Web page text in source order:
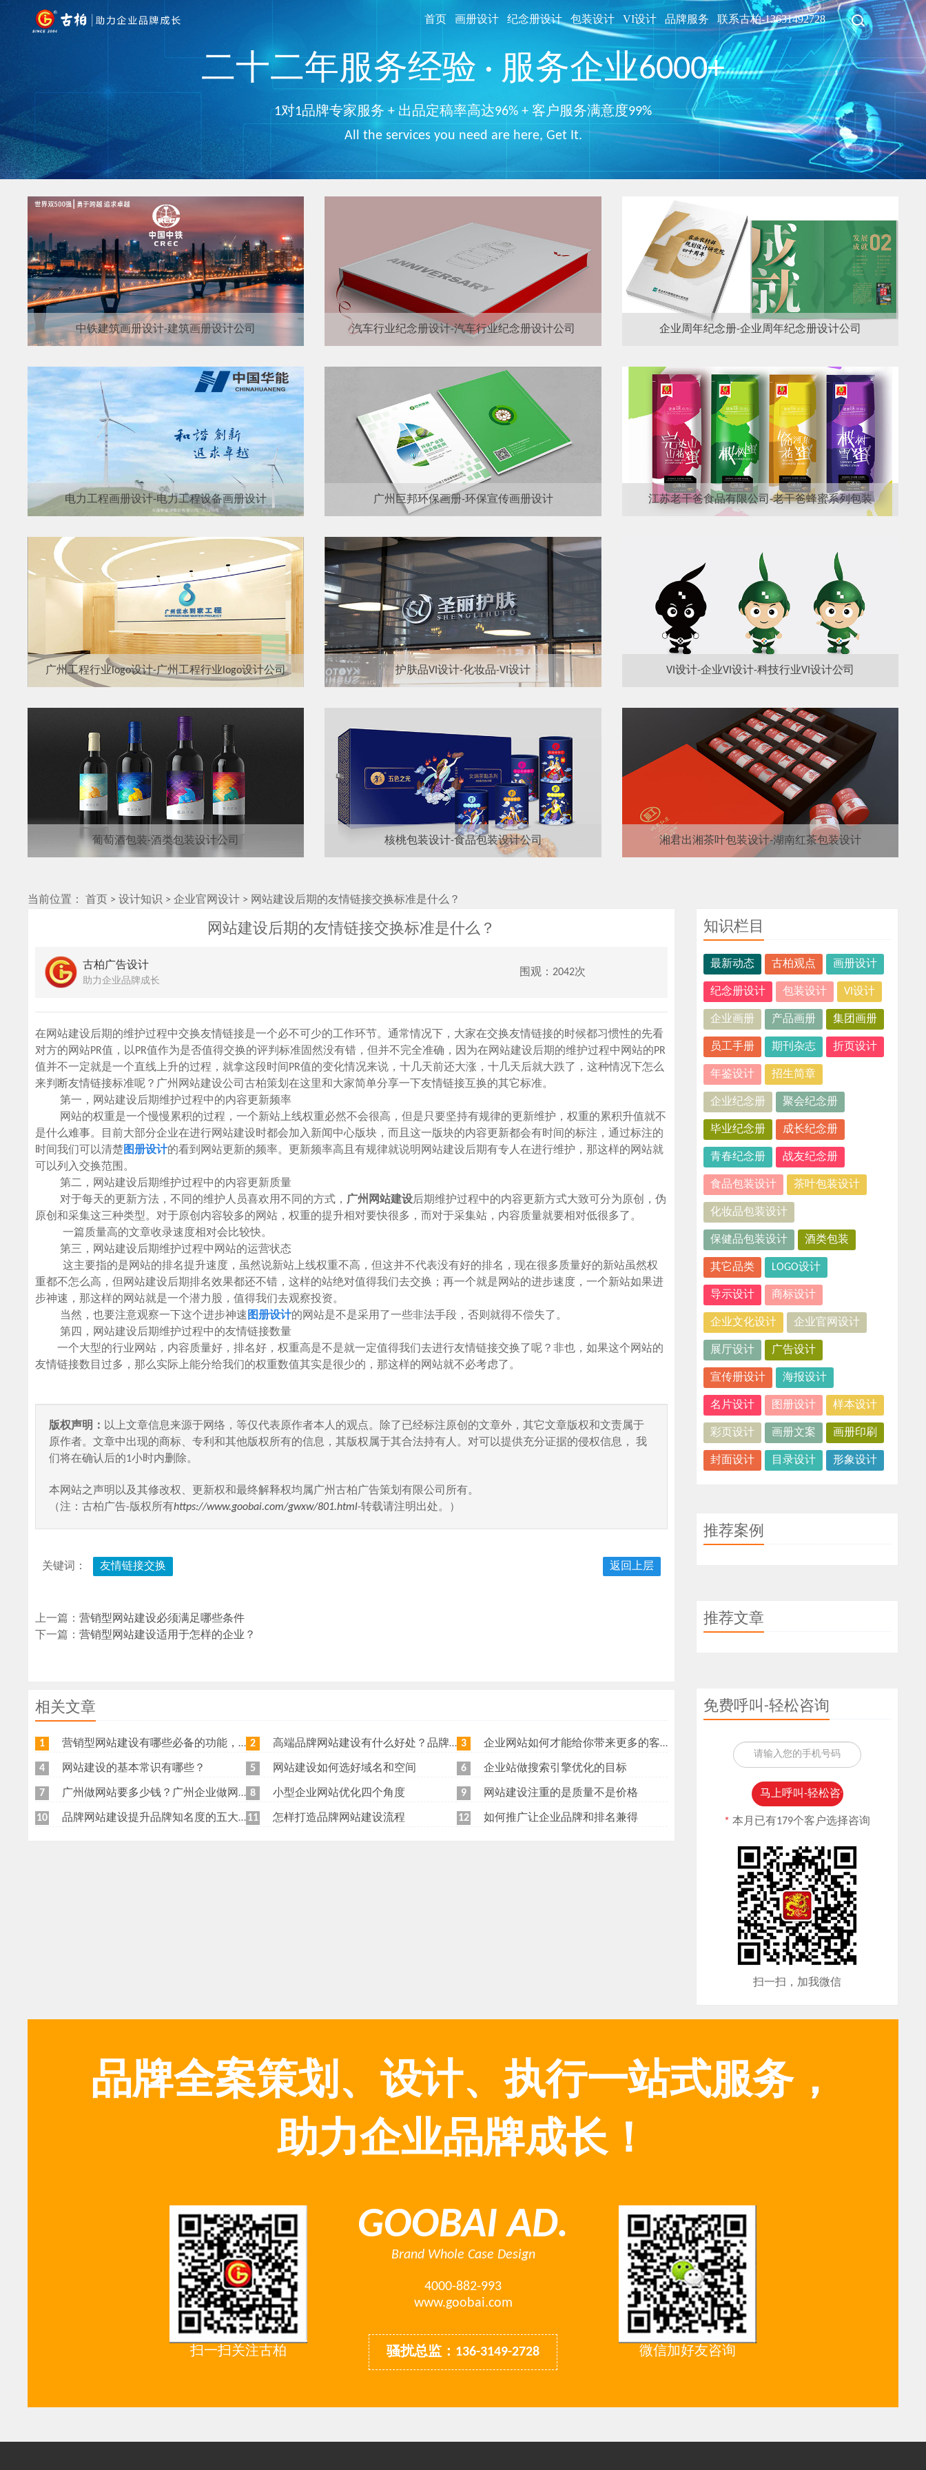
首页 画册设计 纪念册设计 包装设计 VI设计 品牌服务 联系古柏-13631492728
二十二年服务经验 · 服务企业6000+
1对1品牌专家服务 + 出品定稿率高达96% + 客户服务满意度99%
All the services you need are here, Get It.
中铁建筑画册设计-建筑画册设计公司 汽车行业纪念册设计-汽车行业纪念册设计公司 企业周年纪念册-企业周年纪念册设计公司
电力工程画册设计-电力工程设备画册设计 广州巨邦环保画册-环保宣传画册设计 江苏老干爸食品有限公司-老干爸蜂蜜系列包装
广州工程行业logo设计-广州工程行业logo设计公司 护肤品VI设计-化妆品-VI设计 VI设计-企业VI设计-科技行业VI设计公司
葡萄酒包装-酒类包装设计公司 核桃包装设计-食品包装设计公司 湘君出湘茶叶包装设计-湖南红茶包装设计
当前位置： 首页 >设计知识 >企业官网设计 > 网站建设后期的友情链接交换标准是什么？
网站建设后期的友情链接交换标准是什么？
古柏广告设计
助力企业品牌成长
围观：2042次
在网站建设后期的维护过程中交换友情链接是一个必不可少的工作环节。通常情况下，大家在交换友情链接的时候都习惯性的先看
对方的网站PR值，以PR值作为是否值得交换的评判标准固然没有错，但并不完全准确，因为在网站建设后期的维护过程中网站的PR
值并不一定就是一个直线上升的过程，就拿这段时间PR值的变化情况来说，十几天前还大涨，十几天后就大跌了，这种情况下怎么
来判断友情链接标准呢？广州网站建设公司古柏策划在这里和大家简单分享一下友情链接互换的其它标准。
第一，网站建设后期维护过程中的内容更新频率
网站的权重是一个慢慢累积的过程，一个新站上线权重必然不会很高，但是只要坚持有规律的更新维护，权重的累积升值就不
是什么难事。目前大部分企业在进行网站建设时都会加入新闻中心版块，而且这一版块的内容更新都会有时间的标注，通过标注的
时间我们可以清楚 图册设计的看到网站更新的频率。更新频率高且有规律就说明网站建设后期有专人在进行维护，那这样的网站就
可以列入交换范围。
第二，网站建设后期维护过程中的内容更新质量
对于每天的更新方法，不同的维护人员喜欢用不同的方式， 广州网站建设后期维护过程中的内容更新方式大致可分为原创，伪
原创和采集这三种类型。对于原创内容较多的网站，权重的提升相对要快很多，而对于采集站，内容质量就要相对低很多了。
一篇质量高的文章收录速度相对会比较快。
第三，网站建设后期维护过程中网站的运营状态
这主要指的是网站的排名提升速度，虽然说新站上线权重不高，但这并不代表没有好的排名，现在很多质量好的新站虽然权
重都不怎么高，但网站建设后期排名效果都还不错，这样的站绝对值得我们去交换；再一个就是网站的进步速度，一个新站如果进
步神速，那这样的网站就是一个潜力股，值得我们去观察投资。
当然，也要注意观察一下这个进步神速 图册设计的网站是不是采用了一些非法手段，否则就得不偿失了。
第四，网站建设后期维护过程中的友情链接数量
一个大型的行业网站，内容质量好，排名好，权重高是不是就一定值得我们去进行友情链接交换了呢？非也，如果这个网站的
友情链接数目过多，那么实际上能分给我们的权重数值其实是很少的，那这样的网站就不必考虑了。
版权声明： 以上文章信息来源于网络，等仅代表原作者本人的观点。除了已经标注原创的文章外，其它文章版权和文责属于
原作者。文章中出现的商标、专利和其他版权所有的信息，其版权属于其合法持有人。对可以提供充分证据的侵权信息， 我
们将在确认后的1小时内删除。
本网站之声明以及其修改权、更新权和最终解释权均属广州古柏广告策划有限公司所有。
（注：古柏广告-版权所有https://www.goobai.com/gwxw/801.html-转载请注明出处。）
关键词： 友情链接交换 返回上层
上一篇：营销型网站建设必须满足哪些条件
下一篇：营销型网站建设适用于怎样的企业？
相关文章
1 营销型网站建设有哪些必备的功能，我特意整理了一下，共享给各位 2 高端品牌网站建设有什么好处？品牌网站日常维护工作有哪些？ 3 企业网站如何才能给你带来更多的客户？
4 网站建设的基本常识有哪些？ 5 网站建设如何选好域名和空间 6 企业站做搜索引擎优化的目标
7 广州做网站要多少钱？广州企业做网站要找谁？ 8 小型企业网站优化四个角度 9 网站建设注重的是质量不是价格
10 品牌网站建设提升品牌知名度的五大原则 11 怎样打造品牌网站建设流程 12 如何推广让企业品牌和排名兼得
知识栏目
最新动态 古柏观点 画册设计
纪念册设计 包装设计 VI设计
企业画册 产品画册 集团画册
员工手册 期刊杂志 折页设计
年鉴设计 招生简章
企业纪念册 聚会纪念册
毕业纪念册 成长纪念册
青春纪念册 战友纪念册
食品包装设计 茶叶包装设计
化妆品包装设计
保健品包装设计 酒类包装
其它品类 LOGO设计
导示设计 商标设计
企业文化设计 企业官网设计
展厅设计 广告设计
宣传册设计 海报设计
名片设计 图册设计 样本设计
彩页设计 画册文案 画册印刷
封面设计 目录设计 形象设计
推荐案例
推荐文章
免费呼叫-轻松咨询
*本月已有179个客户选择咨询
扫一扫，加我微信
品牌全案策划、设计、执行一站式服务，
助力企业品牌成长！
扫一扫关注古柏
GOOBAI AD.
Brand Whole Case Design
4000-882-993
www.goobai.com
骚扰总监：136-3149-2728 微信加好友咨询